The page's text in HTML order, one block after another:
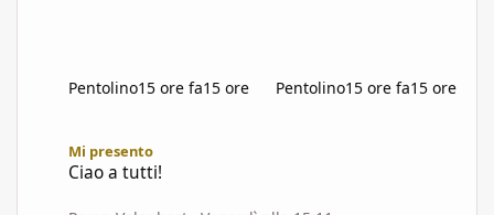
Pentolino15 ore fa15 ore Pentolino15 ore fa15 ore
Mi presento
Ciao a tutti!